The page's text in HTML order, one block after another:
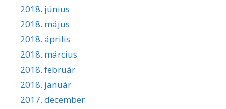
2018. június
2018. május
2018. április
2018. március
2018. február
2018. január
2017. december